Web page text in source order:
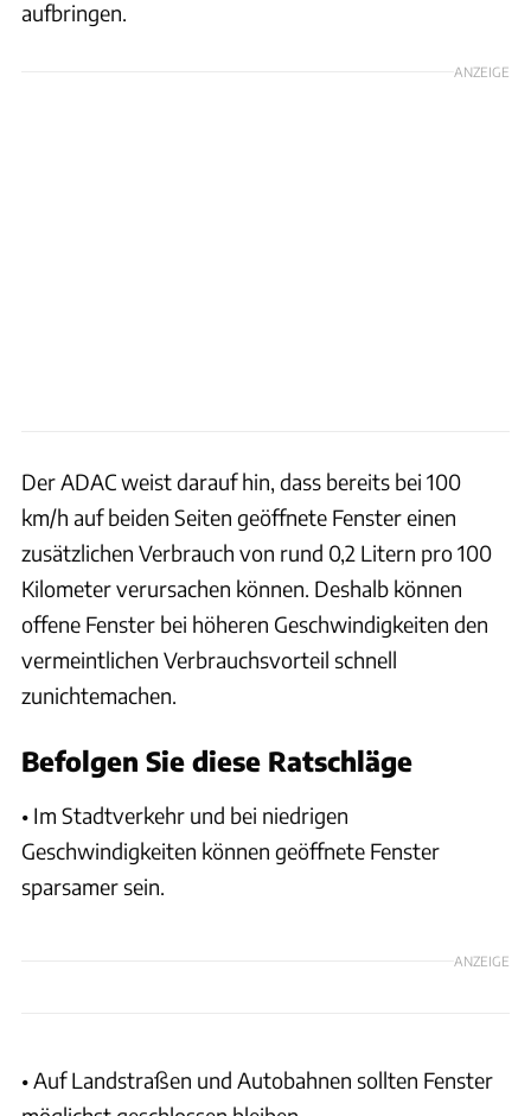
aufbringen.
ANZEIGE
Der ADAC weist darauf hin, dass bereits bei 100
km/h auf beiden Seiten geöffnete Fenster einen
zusätzlichen Verbrauch von rund 0,2 Litern pro 100
Kilometer verursachen können. Deshalb können
offene Fenster bei höheren Geschwindigkeiten den
vermeintlichen Verbrauchsvorteil schnell
zunichtemachen.
Befolgen Sie diese Ratschläge
• Im Stadtverkehr und bei niedrigen
Geschwindigkeiten können geöffnete Fenster
sparsamer sein.
ANZEIGE
• Auf Landstraßen und Autobahnen sollten Fenster